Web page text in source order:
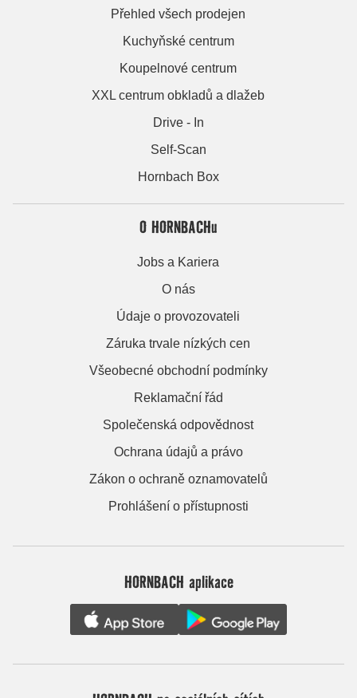
Přehled všech prodejen
Kuchyňské centrum
Koupelnové centrum
XXL centrum obkladů a dlažeb
Drive - In
Self-Scan
Hornbach Box
O HORNBACHu
Jobs a Kariera
O nás
Údaje o provozovateli
Záruka trvale nízkých cen
Všeobecné obchodní podmínky
Reklamační řád
Společenská odpovědnost
Ochrana údajů a právo
Zákon o ochraně oznamovatelů
Prohlášení o přístupnosti
HORNBACH aplikace